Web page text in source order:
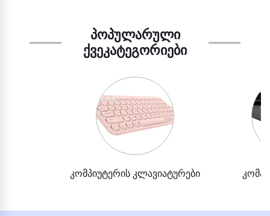
ᲞᲝᲞᲣᲚᲐᲠᲣᲚᲘ
ᲥᲕᲔᲙᲐᲢᲔᲒᲝᲠᲘᲔᲑᲘ
კომპიუტერის კლავიატურები